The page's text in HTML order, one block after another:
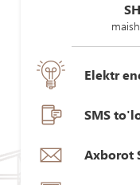
Elektr
SMS
Axborot